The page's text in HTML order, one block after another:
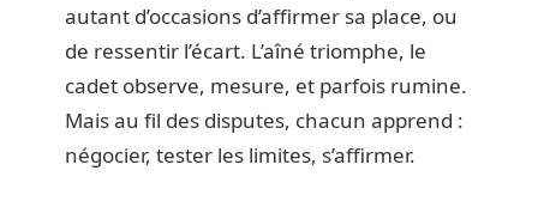
autant d’occasions d’affirmer sa place, ou
de ressentir l’écart. L’aîné triomphe, le
cadet observe, mesure, et parfois rumine.
Mais au fil des disputes, chacun apprend :
négocier, tester les limites, s’affirmer.